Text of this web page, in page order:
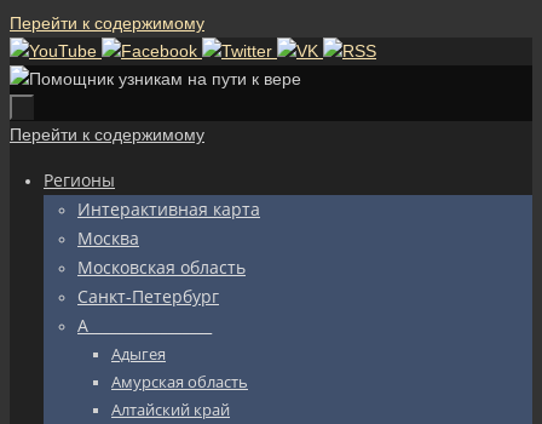
Перейти к содержимому
Перейти к содержимому
Регионы
Интерактивная карта
Москва
Московская область
Санкт-Петербург
А_________________
Адыгея
Амурская область
Алтайский край